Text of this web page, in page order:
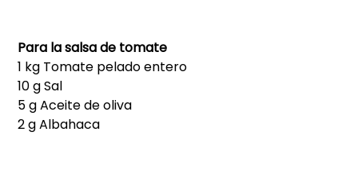
Para la salsa de tomate
1 kg Tomate pelado entero
10 g Sal
5 g Aceite de oliva
2 g Albahaca